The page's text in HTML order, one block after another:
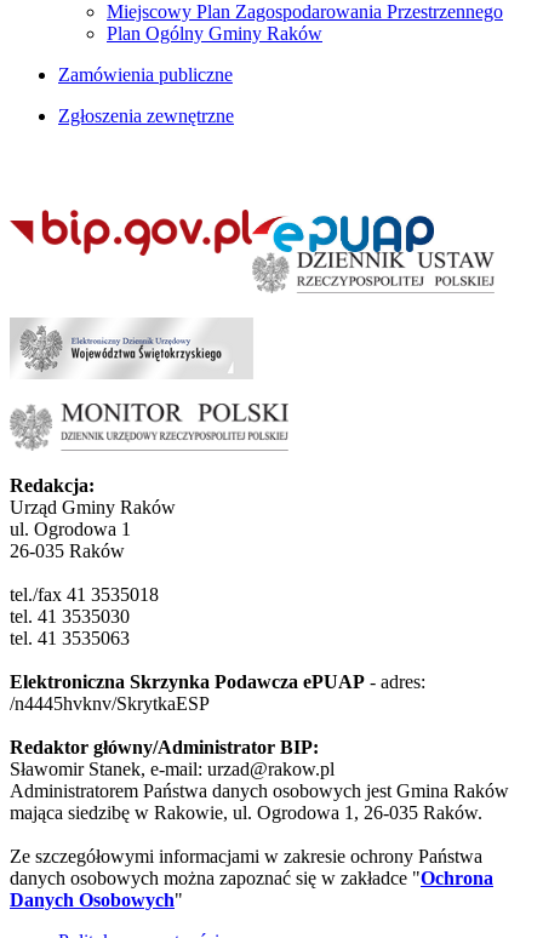
Miejscowy Plan Zagospodarowania Przestrzennego
Plan Ogólny Gminy Raków
Zamówienia publiczne
Zgłoszenia zewnętrzne
Redakcja:
Urząd Gminy Raków
ul. Ogrodowa 1
26-035 Raków
tel./fax 41 3535018
tel. 41 3535030
tel. 41 3535063
Elektroniczna Skrzynka Podawcza ePUAP - adres:
/n4445hvknv/SkrytkaESP
Redaktor główny/Administrator BIP:
Sławomir Stanek, e-mail: urzad@rakow.pl
Administratorem Państwa danych osobowych jest Gmina Raków
mająca siedzibę w Rakowie, ul. Ogrodowa 1, 26-035 Raków.
Ze szczegółowymi informacjami w zakresie ochrony Państwa
danych osobowych można zapoznać się w zakładce "Ochrona
Danych Osobowych"